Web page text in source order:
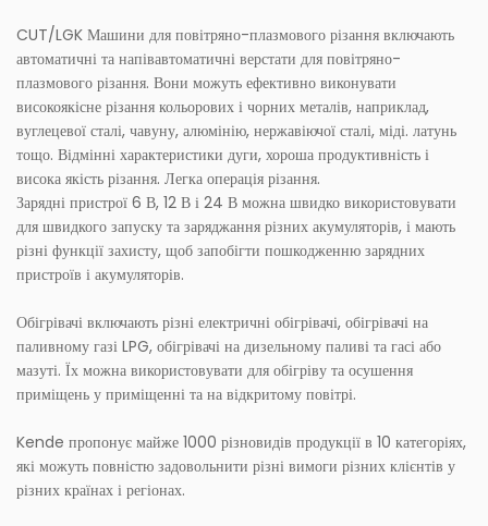
CUT/LGK Машини для повітряно-плазмового різання включають
автоматичні та напівавтоматичні верстати для повітряно-
плазмового різання. Вони можуть ефективно виконувати
високоякісне різання кольорових і чорних металів, наприклад,
вуглецевої сталі, чавуну, алюмінію, нержавіючої сталі, міді. латунь
тощо. Відмінні характеристики дуги, хороша продуктивність і
висока якість різання. Легка операція різання.
Зарядні пристрої 6 В, 12 В і 24 В можна швидко використовувати
для швидкого запуску та заряджання різних акумуляторів, і мають
різні функції захисту, щоб запобігти пошкодженню зарядних
пристроїв і акумуляторів.
Обігрівачі включають різні електричні обігрівачі, обігрівачі на
паливному газі LPG, обігрівачі на дизельному паливі та гасі або
мазуті. Їх можна використовувати для обігріву та осушення
приміщень у приміщенні та на відкритому повітрі.
Kende пропонує майже 1000 різновидів продукції в 10 категоріях,
які можуть повністю задовольнити різні вимоги різних клієнтів у
різних країнах і регіонах.